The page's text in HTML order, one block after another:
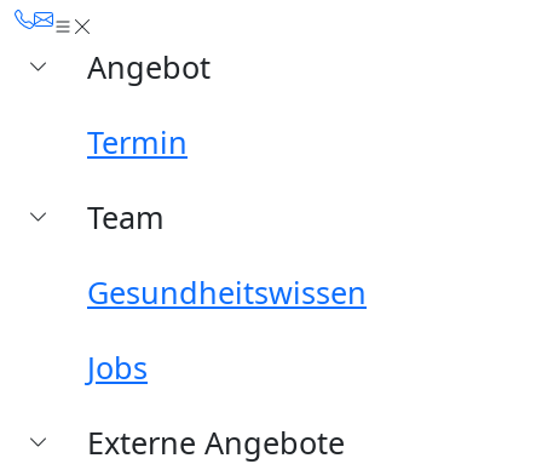
Angebot
Termin
Team
Gesundheitswissen
Jobs
Externe Angebote